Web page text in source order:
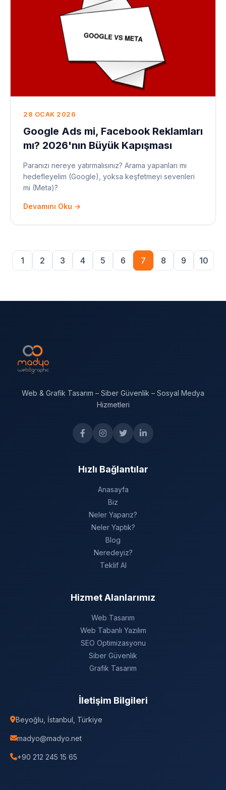
28 OCAK 2026
Google Ads mi, Facebook Reklamları
mı? 2026'nın Büyük Kapışması
Paranızı nereye yatırmalısınız? Arama yapanları mı
hedefleyelim (Google), yoksa keşfetmeyi sevenleri
mi (Meta)?
Devamını Oku →
1 2 3 4 5 6 7 8 9 10
Web & Grafik Tasarım – Siber Güvenlik – Sosyal Medya
Hizmetleri
Hızlı Bağlantılar
Anasayfa
Biz
Neler Yaparız?
Neler Yaptık?
Blog
Neredeyiz?
Teklif Al
Hizmet Alanlarımız
Web Tasarım
Web Tabanlı Yazılım
SEO Optimizasyonu
Siber Güvenlik
Grafik Tasarım
İletişim Bilgileri
Beyoğlu, İstanbul, Türkiye
madyo@madyo.net
+90 212 245 15 65